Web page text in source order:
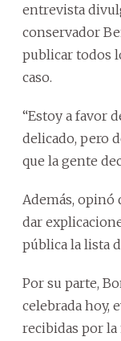
entrevista
conservador
publicar todos
caso.
“Estoy a favor
delicado, pero
que la gente
Además, opinó
dar
pública la lista
Por su parte,
celebrada hoy,
recibidas por